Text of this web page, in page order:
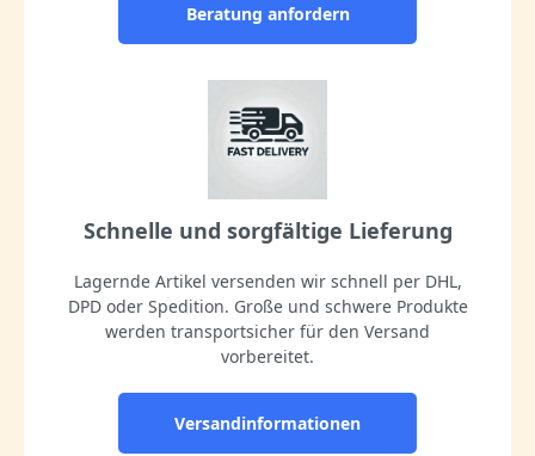
Beratung anfordern
Schnelle und sorgfältige Lieferung
Lagernde Artikel versenden wir schnell per DHL,
DPD oder Spedition. Große und schwere Produkte
werden transportsicher für den Versand
vorbereitet.
Versandinformationen